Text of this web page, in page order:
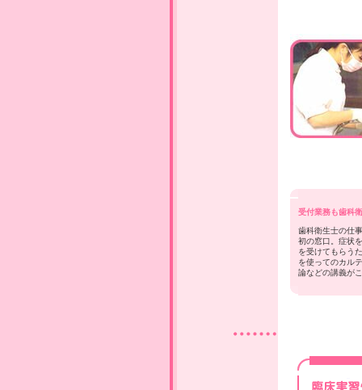
受付業務も歯科
歯科衛生士の仕
初の窓口。症状
を受けてもらう
を使ってのカル
論などの講義が